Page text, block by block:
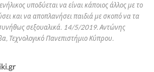
υποδύεται να είναι κάποιος άλλος με το
και να αποπλανήσει παιδιά με σκοπό να τα
σεξουαλικά. 14/5/2019. Αντώνης
Τεχνολογικό Πανεπιστήμιο Κύπρου.